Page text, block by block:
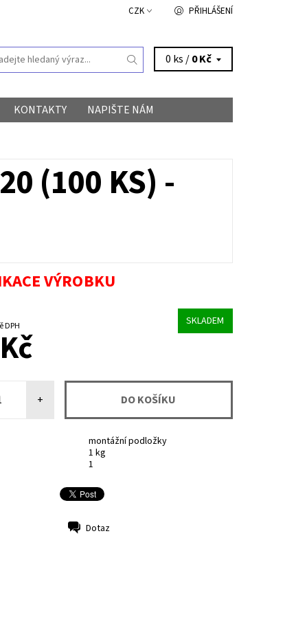
CZK PŘIHLÁŠENÍ
0 ks /0 Kč
KONTAKTY NAPIŠTE NÁM
(100 KS) -
VÝROBKU
DPH SKLADEM
+
montážní podložky
1 kg
1
Dotaz